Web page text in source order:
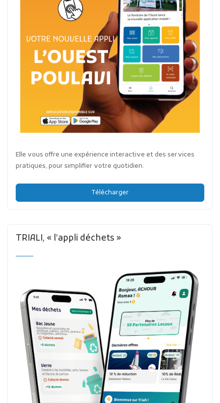
Elle vous offre une expérience interactive et des services
pratiques, pour simplifier votre quotidien.
Télécharger
TRIALI, « l’appli déchets »